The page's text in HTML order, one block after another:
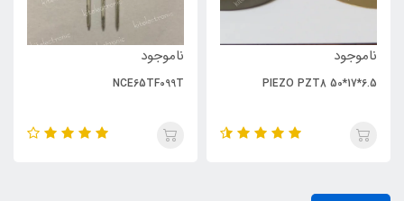
ناموجود
PIEZO PZT8 50*17*6.5
ناموجود
NCE65TF099T